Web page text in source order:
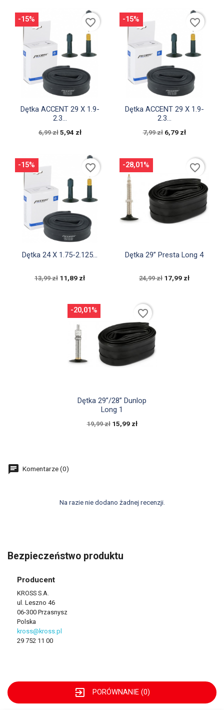
 Szybki podgląd
Dętka ACCENT 29 X 1.9-
2.3...
6,99 zł 5,94 zł
-15% favorite_border
 Szybki podgląd
Dętka ACCENT 29 X 1.9-
2.3...
7,99 zł 6,79 zł
-15% favorite_border
 Szybki podgląd
Dętka 24 X 1.75-2.125...
13,99 zł 11,89 zł
-15% favorite_border
 Szybki podgląd
Dętka 29” Presta Long 4
24,99 zł 17,99 zł
-28,01% favorite_border
Szybki podgląd
Dętka 29”/28” Dunlop
Long 1
19,99 zł 15,99 zł
-20,01% favorite_border
Komentarze (0)
Na razie nie dodano żadnej recenzji.
Bezpieczeństwo produktu
Producent
KROSS S.A.
ul. Leszno 46
06-300 Przasnysz
Polska
kross@kross.pl
29 752 11 00
exit_to_app PORÓWNANIE (0)